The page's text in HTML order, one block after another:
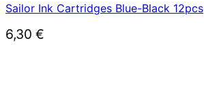
Sailor Ink Cartridges Blue-Black 12pcs
6,30 €